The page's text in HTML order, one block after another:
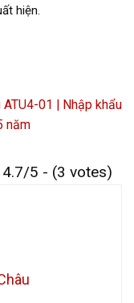
hiện.
01 | Nhập khẩu
năm
4.7/5 - (3 votes)